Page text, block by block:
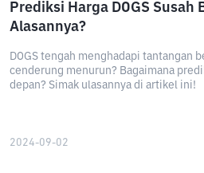
Prediksi Harga DOGS Susah
Alasannya?
DOGS tengah menghadapi tantangan
cenderung menurun? Bagaimana
depan? Simak ulasannya di artikel ini!
2024-09-02